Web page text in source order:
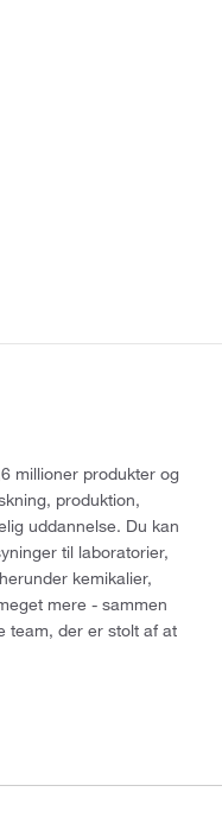
millioner produkter og
produktion,
uddannelse. Du kan
til laboratorier,
kemikalier,
mere - sammen
team, der er stolt af at